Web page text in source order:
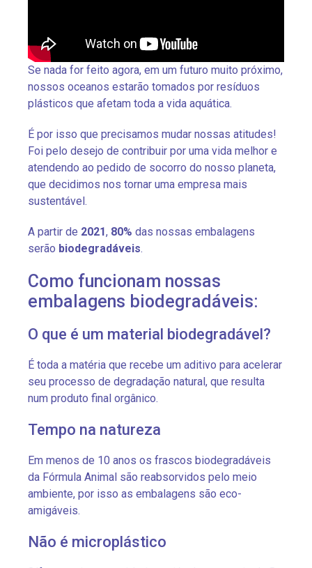
Se nada for feito agora, em um futuro muito próximo,
nossos oceanos estarão tomados por resíduos
plásticos que afetam toda a vida aquática.
É por isso que precisamos mudar nossas atitudes!
Foi pelo desejo de contribuir por uma vida melhor e
atendendo ao pedido de socorro do nosso planeta,
que decidimos nos tornar uma empresa mais
sustentável.
A partir de 2021, 80% das nossas embalagens
serão biodegradáveis.
Como funcionam nossas
embalagens biodegradáveis:
O que é um material biodegradável?
É toda a matéria que recebe um aditivo para acelerar
seu processo de degradação natural, que resulta
num produto final orgânico.
Tempo na natureza
Em menos de 10 anos os frascos biodegradáveis
da Fórmula Animal são reabsorvidos pelo meio
ambiente, por isso as embalagens são eco-
amigáveis.
Não é microplástico